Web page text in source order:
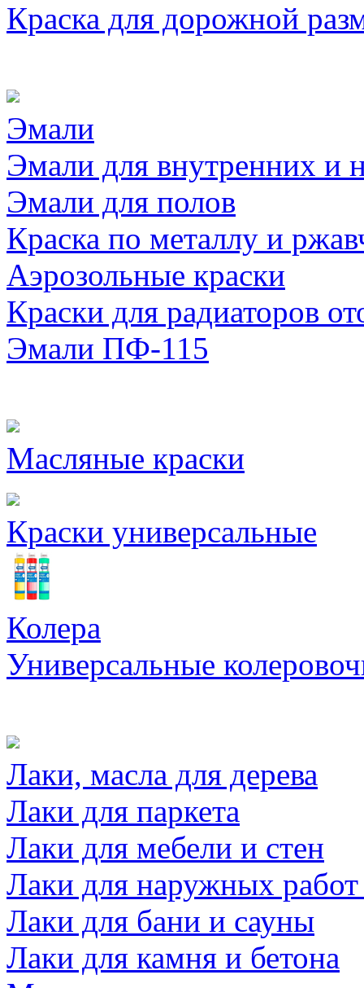
Краска для дорожной
Эмали
Эмали для внутренних и
Эмали для полов
Краска по металлу и
Аэрозольные краски
Краски для радиаторов
Эмали ПФ-115
Масляные краски
Краски универсальные
Колера
Универсальные
Лаки, масла для дерева
Лаки для паркета
Лаки для мебели и стен
Лаки для наружных
Лаки для бани и сауны
Лаки для камня и бетона